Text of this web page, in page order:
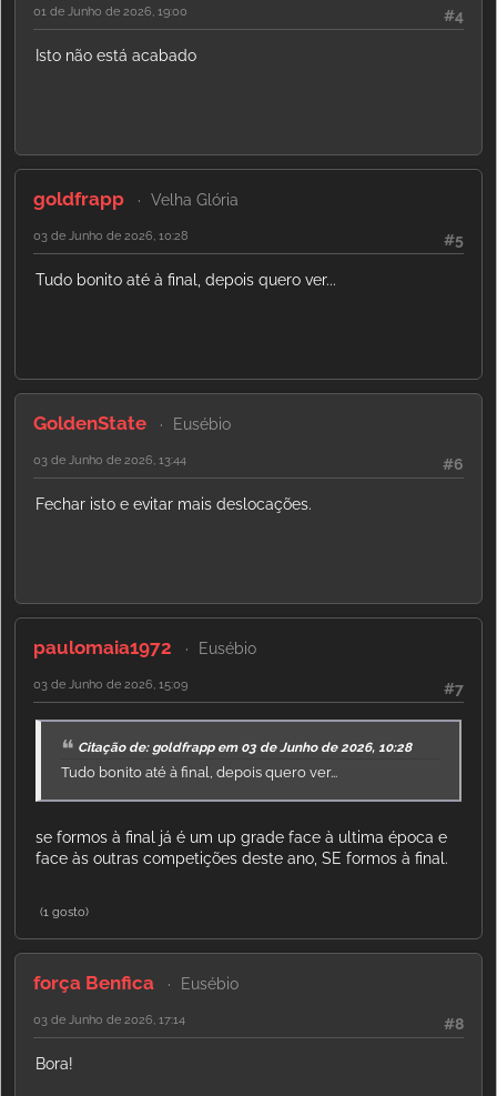
#4
01 de Junho de 2026, 19:00
Isto não está acabado
goldfrapp Velha Glória
#5
03 de Junho de 2026, 10:28
Tudo bonito até à final, depois quero ver...
GoldenState Eusébio
#6
03 de Junho de 2026, 13:44
Fechar isto e evitar mais deslocações.
paulomaia1972 Eusébio
#7
03 de Junho de 2026, 15:09
Citação de: goldfrapp em 03 de Junho de 2026, 10:28
Tudo bonito até à final, depois quero ver...
se formos à final já é um up grade face à ultima época e
face às outras competições deste ano, SE formos à final.
(1 gosto)
força Benfica Eusébio
#8
03 de Junho de 2026, 17:14
Bora!